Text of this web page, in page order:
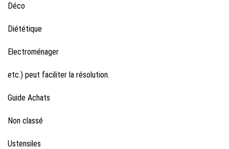
Déco
Diététique
Electroménager
etc.) peut faciliter la résolution.
Guide Achats
Non classé
Ustensiles